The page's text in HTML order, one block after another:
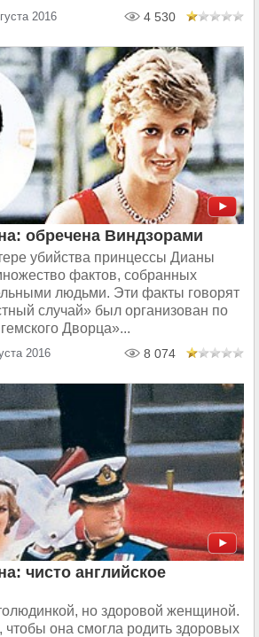
2016 4 530
обречена Виндзорами
убийства принцессы Дианы
фактов, собранных
людьми. Эти факты говорят
случай» был организован по
Дворца»...
2016 8 074
чисто английское
но здоровой женщиной.
чтобы она смогла родить здоровых